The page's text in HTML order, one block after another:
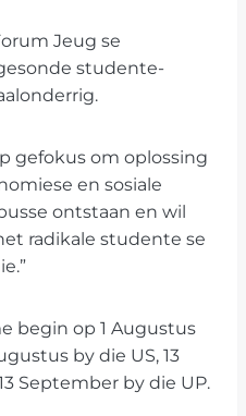
Jeug se
studente-
gefokus om oplossing
en sosiale
ontstaan en wil
radikale studente se
begin op 1 Augustus
by die US, 13
September by die UP.